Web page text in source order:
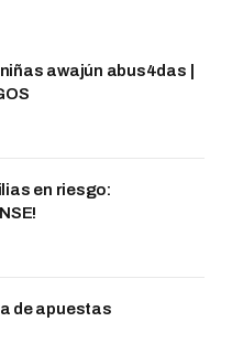
awajún abus4das |
en riesgo:
de apuestas